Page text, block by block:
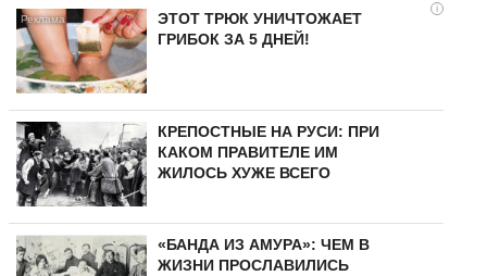
i
ЭТОТ ТРЮК УНИЧТОЖАЕТ
ГРИБОК ЗА 5 ДНЕЙ!
КРЕПОСТНЫЕ НА РУСИ: ПРИ
КАКОМ ПРАВИТЕЛЕ ИМ
ЖИЛОСЬ ХУЖЕ ВСЕГО
«БАНДА ИЗ АМУРА»: ЧЕМ В
ЖИЗНИ ПРОСЛАВИЛИСЬ